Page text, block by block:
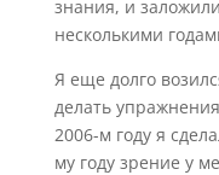
знания, и
несколькими
Я еще долго
делать
2006-м году я
му году зрение у